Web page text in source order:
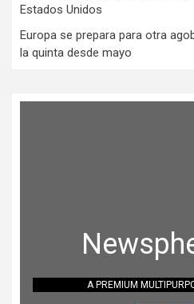
Estados Unidos
Europa se prepara para otra
la quinta desde mayo
A PREMIUM